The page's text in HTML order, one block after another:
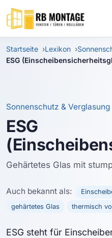
Zum Hauptinhalt springen
Startseite Lexikon
ESG
Sonnenschutz & Verglasung
ESG
Gehärtetes Glas mit
Auch bekannt als:
gehärtetes Glas
thermisch
ESG steht für